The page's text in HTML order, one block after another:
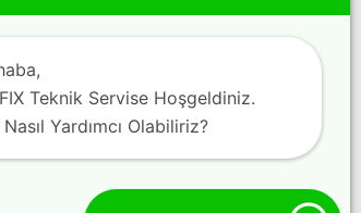
Bizi sosyal medyada
takip edin
Instagram
Facebook
YouTube
Teknik Servise Hoşgeldiniz.
Yardımcı Olabiliriz?